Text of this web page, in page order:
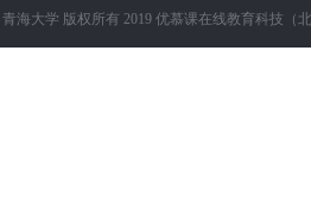
青海大学 版权所有 2019 优慕课在线教育科技（